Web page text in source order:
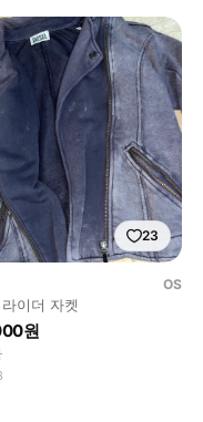
23
OS
이더 자켓
원